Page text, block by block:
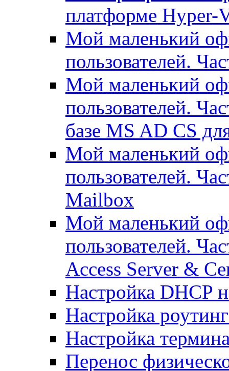
платформе Hyper-
Мой маленький
пользователей.
Мой маленький
пользователей.
базе MS AD CS
Мой маленький
пользователей.
Mailbox
Мой маленький
пользователей.
Access Server &
Настройка DHCP
Настройка
Настройка
Перенос